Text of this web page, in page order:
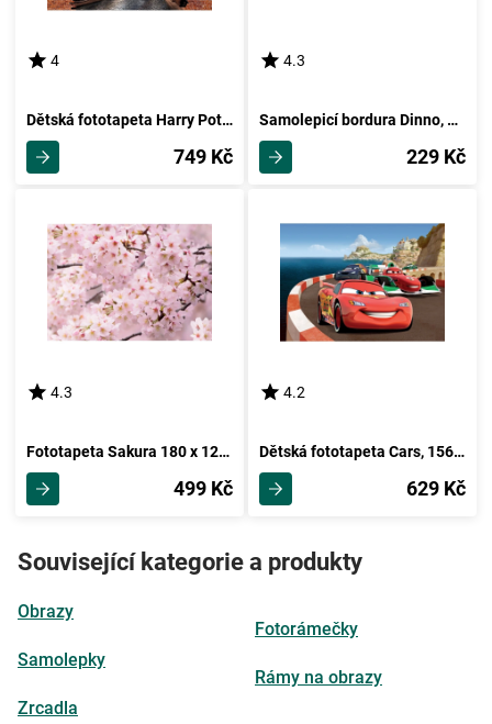
4
Dětská fototapeta Harry Potter Diagon Alley 252 x 182 cm, 4 díly
749 Kč
4.3
Samolepicí bordura Dinno, 500 x 9,7 cm
229 Kč
4.3
Fototapeta Sakura 180 x 127 cm, 1 díl
499 Kč
4.2
Dětská fototapeta Cars, 156 x 112 cm
629 Kč
Související kategorie a produkty
Obrazy
Samolepky
Zrcadla
Fotorámečky
Rámy na obrazy